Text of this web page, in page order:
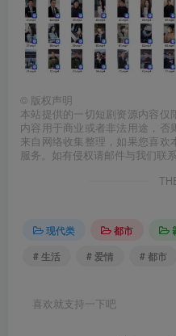
© 版权声明
本站提供的一切短剧资源内容仅
内容用于商业或者非法用途，
来自网络收集整理，如果您喜
服务。如有侵权请邮件与我们联
现代类 都市
# 生活
# 爱情 # 都市
喜欢就支持一下吧